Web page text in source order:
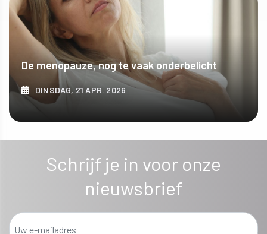
De menopauze, nog te vaak onderbelicht
DINSDAG, 21 APR. 2026
ONTDEK MEER
Schrijf je in voor onze
nieuwsbrief